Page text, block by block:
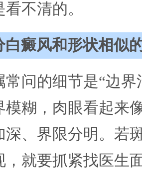
不清的。
白癜风和形状相似
常问的细节是“边
模糊，肉眼看起来
深、界限分明。若
，就要抓紧找医生